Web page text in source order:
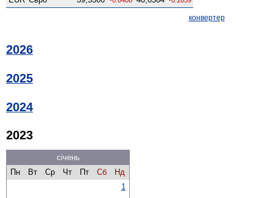
конвертер
2026
2025
2024
2023
січень
Пн
Вт Ср Чт Пт Сб
Нд
1